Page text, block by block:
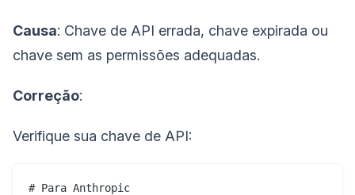
Causa: Chave de API errada, chave expirada ou
chave sem as permissões adequadas.
Correção:
Verifique sua chave de API:
# Para Anthropic